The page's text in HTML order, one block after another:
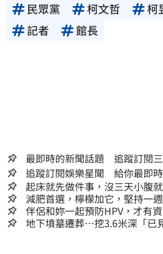
民眾黨 柯文哲 柯
記者
館長
最即時的新聞話題 追蹤訂閱
追蹤訂閱娛樂星聞 給你最即
起床就先做件事，沒三天小腹
小！
減肥首選，檸檬加它，堅持一
人生
伴侶和妳一起預防HPV，才有
地下墳墓遷葬…挖3.6米深「已